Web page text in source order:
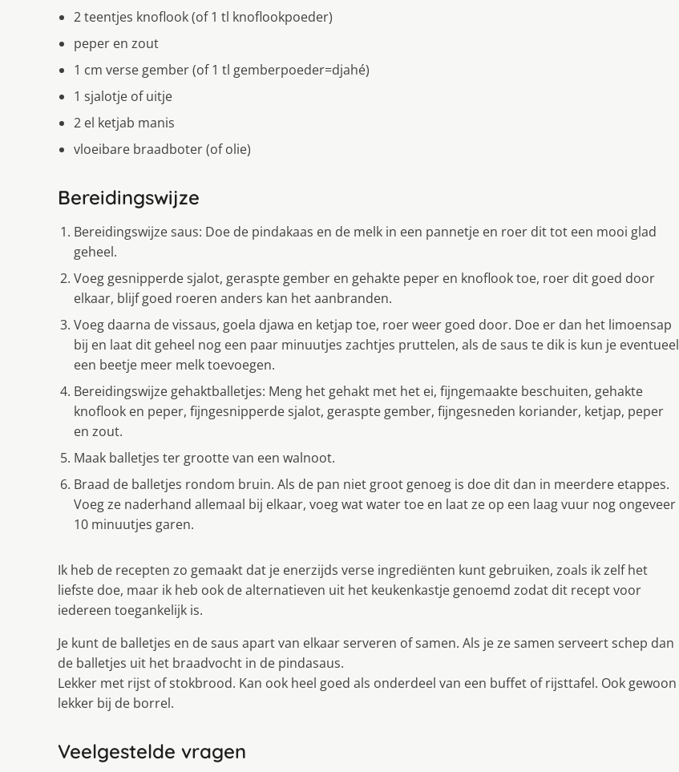
2 teentjes knoflook (of 1 tl knoflookpoeder)
peper en zout
1 cm verse gember (of 1 tl gemberpoeder=djahé)
1 sjalotje of uitje
2 el ketjab manis
vloeibare braadboter (of olie)
Bereidingswijze
Bereidingswijze saus: Doe de pindakaas en de melk in een pannetje en roer dit tot een mooi glad
geheel.
Voeg gesnipperde sjalot, geraspte gember en gehakte peper en knoflook toe, roer dit goed door
elkaar, blijf goed roeren anders kan het aanbranden.
Voeg daarna de vissaus, goela djawa en ketjap toe, roer weer goed door. Doe er dan het limoensap
bij en laat dit geheel nog een paar minuutjes zachtjes pruttelen, als de saus te dik is kun je eventueel
een beetje meer melk toevoegen.
Bereidingswijze gehaktballetjes: Meng het gehakt met het ei, fijngemaakte beschuiten, gehakte
knoflook en peper, fijngesnipperde sjalot, geraspte gember, fijngesneden koriander, ketjap, peper
en zout.
Maak balletjes ter grootte van een walnoot.
Braad de balletjes rondom bruin. Als de pan niet groot genoeg is doe dit dan in meerdere etappes.
Voeg ze naderhand allemaal bij elkaar, voeg wat water toe en laat ze op een laag vuur nog ongeveer
10 minuutjes garen.
Ik heb de recepten zo gemaakt dat je enerzijds verse ingrediënten kunt gebruiken, zoals ik zelf het
liefste doe, maar ik heb ook de alternatieven uit het keukenkastje genoemd zodat dit recept voor
iedereen toegankelijk is.
Je kunt de balletjes en de saus apart van elkaar serveren of samen. Als je ze samen serveert schep dan
de balletjes uit het braadvocht in de pindasaus.
Lekker met rijst of stokbrood. Kan ook heel goed als onderdeel van een buffet of rijsttafel. Ook gewoon
lekker bij de borrel.
Veelgestelde vragen